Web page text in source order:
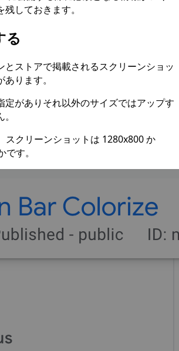
しておきます。
る
とストアで掲載されるスクリーンショッ
ります。
定がありそれ以外のサイズではアップす
スクリーンショットは 1280x800 か
す。